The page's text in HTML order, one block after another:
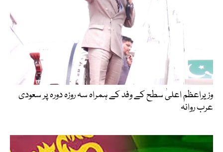
وزیراعظم اعلیٰ سطح کے وفد کے ہمراہ سہ روزہ دورہ پر سعودی
عرب روانہ